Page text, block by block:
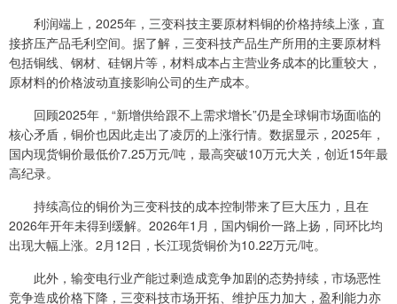
利润端上，2025年，三变科技主要原材料铜的价格持续上涨，直
接挤压产品毛利空间。据了解，三变科技产品生产所用的主要原材料
包括铜线、钢材、硅钢片等，材料成本占主营业务成本的比重较大，
原材料的价格波动直接影响公司的生产成本。
回顾2025年，“新增供给跟不上需求增长”仍是全球铜市场面临的
核心矛盾，铜价也因此走出了凌厉的上涨行情。数据显示，2025年，
国内现货铜价最低价7.25万元/吨，最高突破10万元大关，创近15年最
高纪录。
持续高位的铜价为三变科技的成本控制带来了巨大压力，且在
2026年开年未得到缓解。2026年1月，国内铜价一路上扬，同环比均
出现大幅上涨。2月12日，长江现货铜价为10.22万元/吨。
此外，输变电行业产能过剩造成竞争加剧的态势持续，市场恶性
竞争造成价格下降，三变科技市场开拓、维护压力加大，盈利能力亦